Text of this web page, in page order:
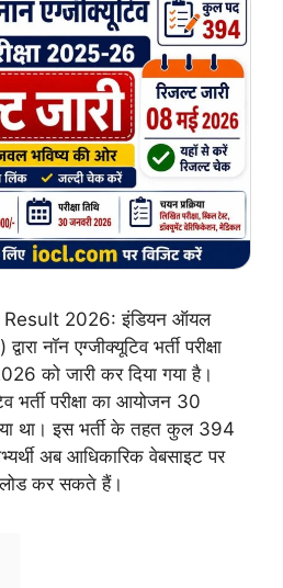
2026: इंडियन ऑयल
नॉन एग्जीक्यूटिव भर्ती परीक्षा
को जारी कर दिया गया है।
भर्ती परीक्षा का आयोजन 30
था। इस भर्ती के तहत कुल 394
अब आधिकारिक वेबसाइट पर
कर सकते हैं।